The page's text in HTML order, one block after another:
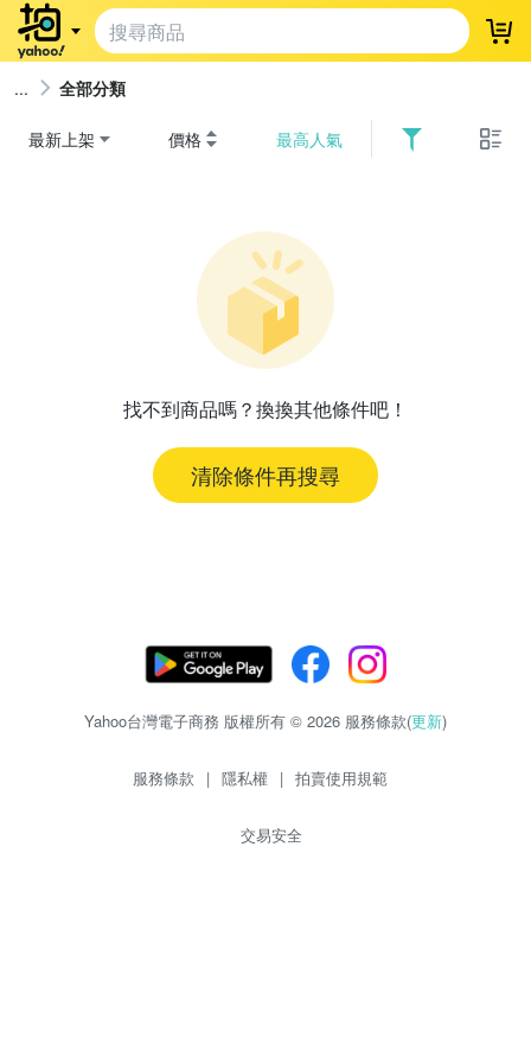
登
全部分類
最新上架 價格 最高人氣
找不到商品嗎？換換其他條件吧！
清除條件再搜尋
Yahoo台灣電子商務 版權所有 © 2026 服務條款(更新)
服務條款 | 隱私權 | 拍賣使用規範
交易安全